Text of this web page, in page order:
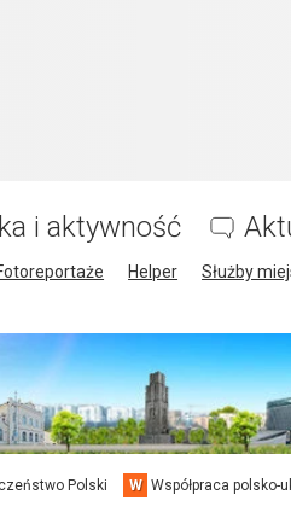
i aktywność
Helper Służby
Polski W Współpraca polsko-